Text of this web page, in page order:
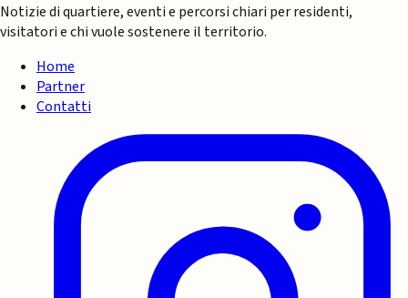
Notizie di quartiere, eventi e percorsi chiari per residenti,
visitatori e chi vuole sostenere il territorio.
Home
Partner
Contatti